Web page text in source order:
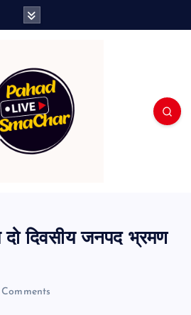
दिवसीय जनपद भ्रमण